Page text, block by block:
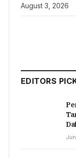
August 3, 2026
EDITORS